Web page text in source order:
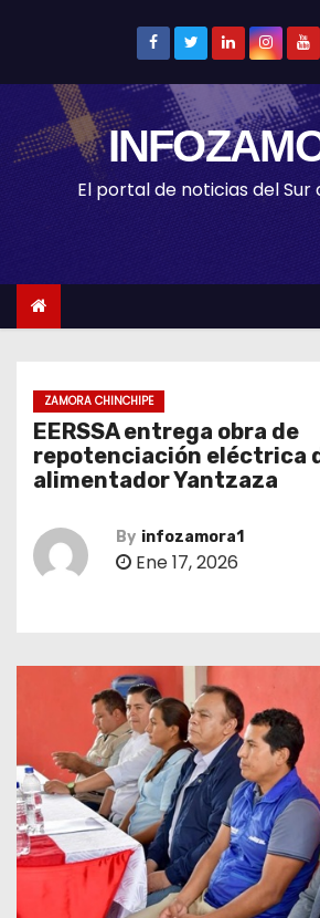
t
e
El portal de noticias del Sur
ZAMORA CHINCHIPE
EERSSA entrega obra de
repotenciación eléctrica
alimentador Yantzaza
By infozamora1
Ene 17, 2026